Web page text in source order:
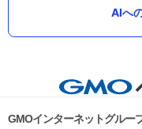
AIへ
GMOインターネットグルー